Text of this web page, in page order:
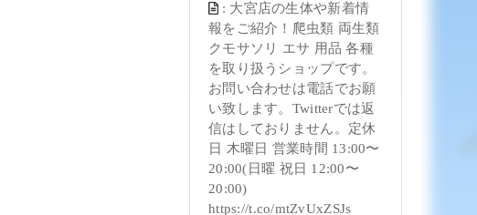
: 大宮店の生体や新着情
報をご紹介！爬虫類 両生類
クモサソリ エサ 用品 各種
を取り扱うショップです。
お問い合わせは電話でお願
い致します。Twitterでは返
信はしておりません。定休
日 木曜日 営業時間 13:00〜
20:00(日曜 祝日 12:00〜
20:00)
https://t.co/mtZvUxZSJs